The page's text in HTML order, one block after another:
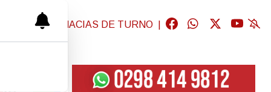
| FARMACIAS DE TURNO